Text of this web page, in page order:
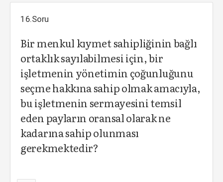
16.Soru
Bir menkul kıymet sahipliğinin bağlı
ortaklık sayılabilmesi için, bir
işletmenin yönetimin çoğunluğunu
seçme hakkına sahip olmak amacıyla,
bu işletmenin sermayesini temsil
eden payların oransal olarak ne
kadarına sahip olunması
gerekmektedir?